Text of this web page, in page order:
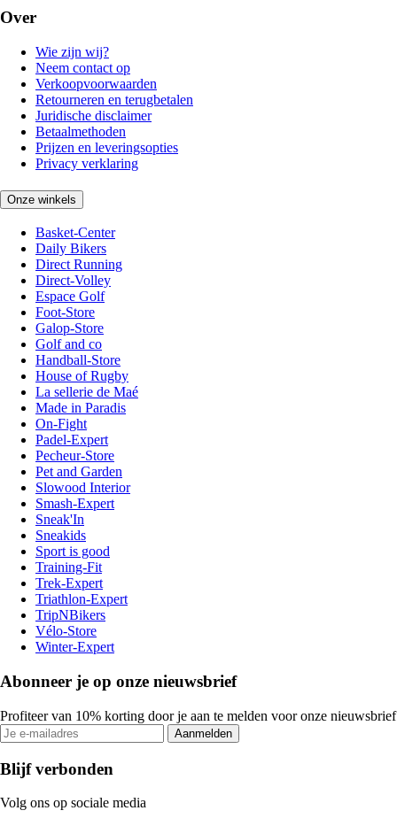
Over
Wie zijn wij?
Neem contact op
Verkoopvoorwaarden
Retourneren en terugbetalen
Juridische disclaimer
Betaalmethoden
Prijzen en leveringsopties
Privacy verklaring
Onze winkels
Basket-Center
Daily Bikers
Direct Running
Direct-Volley
Espace Golf
Foot-Store
Galop-Store
Golf and co
Handball-Store
House of Rugby
La sellerie de Maé
Made in Paradis
On-Fight
Padel-Expert
Pecheur-Store
Pet and Garden
Slowood Interior
Smash-Expert
Sneak'In
Sneakids
Sport is good
Training-Fit
Trek-Expert
Triathlon-Expert
TripNBikers
Vélo-Store
Winter-Expert
Abonneer je op onze nieuwsbrief
Profiteer van 10% korting door je aan te melden voor onze nieuwsbrief
Aanmelden
Blijf verbonden
Volg ons op sociale media